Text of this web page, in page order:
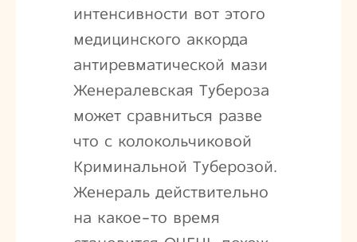
интенсивности вот этого
медицинского аккорда
антиревматической мази
Женералевская Тубероза
может сравниться разве
что с колокольчиковой
Криминальной Туберозой.
Женераль действительно
на какое-то время